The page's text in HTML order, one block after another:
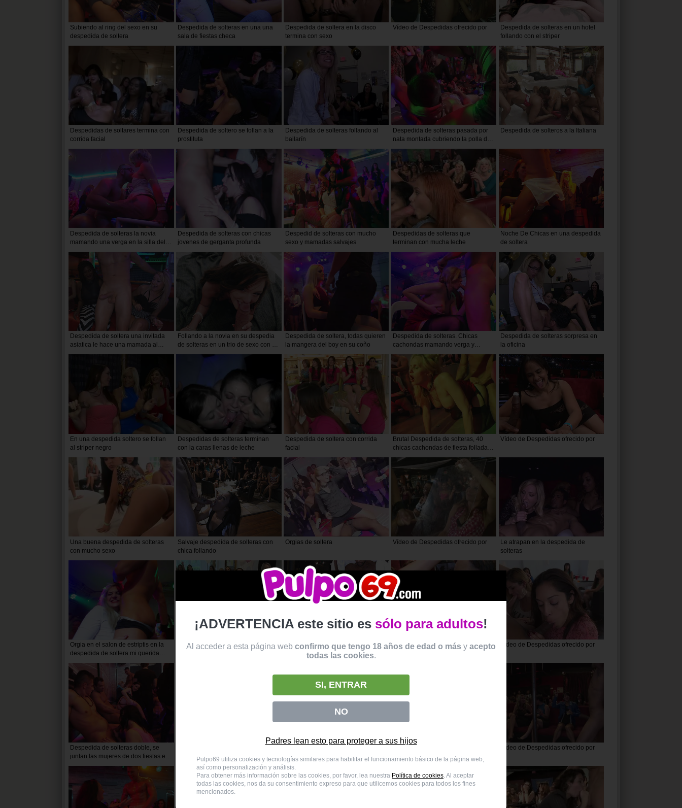
¡ADVERTENCIA este sitio es sólo para adultos!
Al acceder a esta página web confirmo que tengo 18 años de edad o más y acepto
todas las cookies.
NO
SI, ENTRAR
Padres lean esto para proteger a sus hijos
Pulpo69 utiliza cookies y tecnologías similares para habilitar el funcionamiento básico de la página web,
así como personalización y análisis.
Para obtener más información sobre las cookies, por favor, lea nuestra Política de cookies. Al aceptar
todas las cookies, nos da su consentimiento expreso para que utilicemos cookies para todos los fines
mencionados.
Subiendo al ring del sexo en su
despedida de soltera
Despedida de solteras en una una
sala de fiestas checa
Despedida de soltera en la disco
termina con sexo
Vídeo de Despedidas ofrecido por
Despedida de solteras en un hotel
follando con el striper
Despedidas de soltares termina con
corrida facial
Despedida de soltero se follan a la
prostituta
Despedida de solteras follando al
bailarín
Despedida de solteras pasada por
nata montada cubriendo la polla de
los strippers
Despedida de solteros a la Italiana
Despedida de solteras la novia
mamando una verga en la silla del
escenario
Despedida de solteras con chicas
jovenes de gerganta profunda
Despedid de solteras con mucho
sexo y mamadas salvajes
Despedidas de solteras que
terminan con mucha leche
Noche De Chicas en una despedida
de soltera
Despedida de soltera una invitada
asiatica le hace una mamada al
streeper y el se corre en su boca
Follando a la novia en su despedia
de solteras en un trio de sexo con su
dama de honor
Despedida de soltera, todas quieren
la mangera del boy en su coño
Despedida de solteras. Chicas
cachondas mamando verga y
follando duro
Despedida de solteras sorpresa en
la oficina
En una despedida soltero se follan
al striper negro
Despedidas de solteras terminan
con la caras llenas de leche
Despedida de soltera con corrida
facial
Brutal Despedida de solteras, 40
chicas cachondas de fiesta folladas
salvajemente
Vídeo de Despedidas ofrecido por
Una buena despedida de solteras
con mucho sexo
Salvaje despedida de solteras con
chica follando
Orgias de soltera Vídeo de Despedidas ofrecido por
Le atrapan en la despedida de
solteras
Orgia en el salon de estriptis en la
despedida de soltera mi querida
novia
Despedida de soltera con la polla
Despedida de solteras salvaje Vídeo de Despedidas ofrecido por Vídeo de Despedidas ofrecido por
Despedida de solteras doble, se
juntan las mujeres de dos fiestas en
una
en una despedida salvaje de
solteras
con una mamada increíble
con mucho sexo jugando
Vídeo de Despedidas ofrecido por